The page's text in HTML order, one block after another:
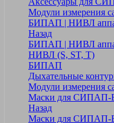
Модули измерения
БИПАП | НИВЛ
Назад
БИПАП | НИВЛ
НИВЛ (S, ST, T)
БИПАП
Дыхательные
Модули измерения
Маски для
Назад
Маски для